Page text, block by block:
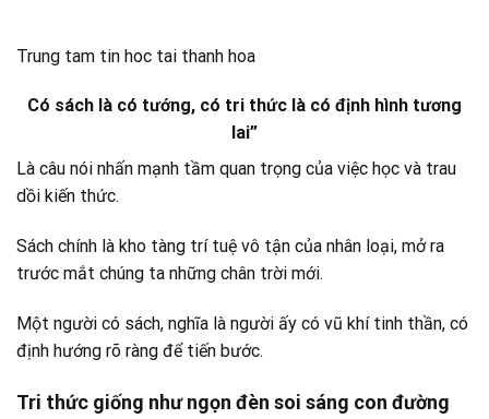
Trung tam tin hoc tai thanh hoa
Có sách là có tướng, có tri thức là có định hình tương
lai”
Là câu nói nhấn mạnh tầm quan trọng của việc học và trau
dồi kiến thức.
Sách chính là kho tàng trí tuệ vô tận của nhân loại, mở ra
trước mắt chúng ta những chân trời mới.
Một người có sách, nghĩa là người ấy có vũ khí tinh thần, có
định hướng rõ ràng để tiến bước.
Tri thức giống như ngọn đèn soi sáng con đường